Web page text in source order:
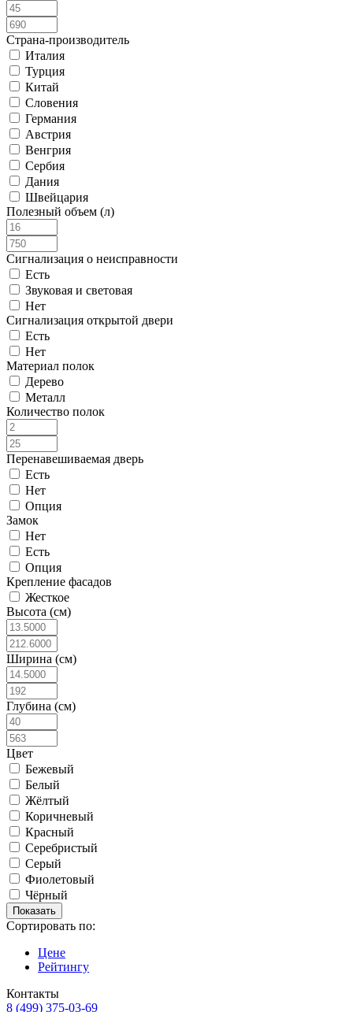
Страна-производитель
Италия
Турция
Китай
Словения
Германия
Австрия
Венгрия
Сербия
Дания
Швейцария
Полезный объем (л)
Сигнализация о неисправности
Есть
Звуковая и световая
Нет
Сигнализация открытой двери
Есть
Нет
Материал полок
Дерево
Металл
Количество полок
Перенавешиваемая дверь
Есть
Нет
Опция
Замок
Нет
Есть
Опция
Крепление фасадов
Жесткое
Высота (см)
Ширина (см)
Глубина (см)
Цвет
Бежевый
Белый
Жёлтый
Коричневый
Красный
Серебристый
Серый
Фиолетовый
Чёрный
Сортировать по:
Цене
Рейтингу
Контакты
8 (499) 375-03-69